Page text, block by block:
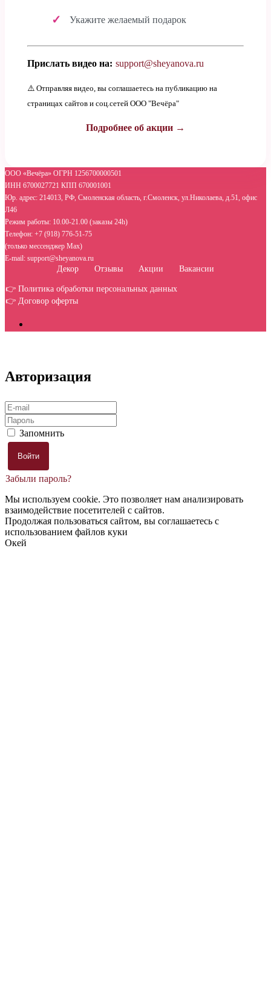
Укажите желаемый подарок
Прислать видео на: support@sheyanova.ru
⚠️ Отправляя видео, вы соглашаетесь на публикацию на
страницах сайтов и соц.сетей ООО "Вечёра"
Подробнее об акции →
ООО «Вечёра» ОГРН 1256700000501
ИНН 6700027721 КПП 670001001
Юр. адрес: 214013, РФ, Смоленская область, г.Смоленск, ул.Николаева, д.51, офис
Л46
Режим работы: 10.00-21.00 (заказы 24h)
Телефон: +7 (918) 776-51-75
(только мессенджер Max)
E-mail: support@sheyanova.ru
Декор Отзывы Акции Вакансии
👉 Политика обработки персональных данных
👉 Договор оферты
Авторизация
Запомнить
Забыли пароль?
Мы используем cookie. Это позволяет нам анализировать
взаимодействие посетителей с сайтов.
Продолжая пользоваться сайтом, вы соглашаетесь с
использованием файлов куки
Окей